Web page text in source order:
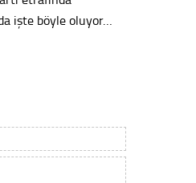
işte böyle oluyor…